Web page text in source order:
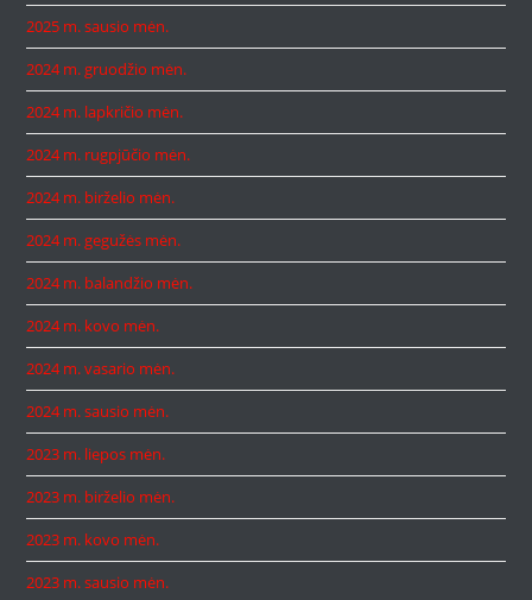
2025 m. sausio mėn.
2024 m. gruodžio mėn.
2024 m. lapkričio mėn.
2024 m. rugpjūčio mėn.
2024 m. birželio mėn.
2024 m. gegužės mėn.
2024 m. balandžio mėn.
2024 m. kovo mėn.
2024 m. vasario mėn.
2024 m. sausio mėn.
2023 m. liepos mėn.
2023 m. birželio mėn.
2023 m. kovo mėn.
2023 m. sausio mėn.